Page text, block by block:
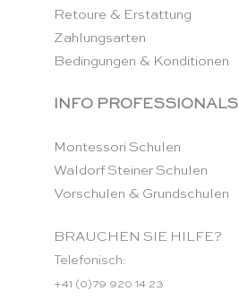
Retoure & Erstattung
Zahlungsarten
Bedingungen & Konditionen
INFO PROFESSIONALS
Montessori Schulen
Waldorf Steiner Schulen
Vorschulen & Grundschulen
BRAUCHEN SIE HILFE?
Telefonisch:
+41 (0)79 920 14 23